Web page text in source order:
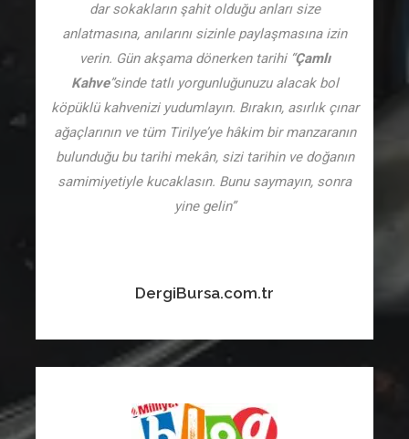
dar sokakların şahit olduğu anları size
anlatmasına, anılarını sizinle paylaşmasına izin
verin. Gün akşama dönerken tarihi “Çamlı
Kahve”sinde tatlı yorgunluğunuzu alacak bol
köpüklü kahvenizi yudumlayın. Bırakın, asırlık çınar
ağaçlarının ve tüm Tirilye’ye hâkim bir manzaranın
bulunduğu bu tarihi mekân, sizi tarihin ve doğanın
samimiyetiyle kucaklasın. Bunu saymayın, sonra
yine gelin”
DergiBursa.com.tr